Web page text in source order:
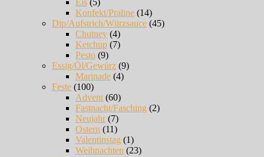
Eis (5)
Konfekt/Praline (14)
Dip/Aufstrich/Würzsauce (45)
Chutney (4)
Ketchup (7)
Pesto (9)
Essig/Öl/Gewürz (9)
Marinade (4)
Feste (100)
Advent(60)
Fastnacht/Fasching (2)
Neujahr(7)
Ostern (11)
Valentinstag (1)
Weihnachten (23)